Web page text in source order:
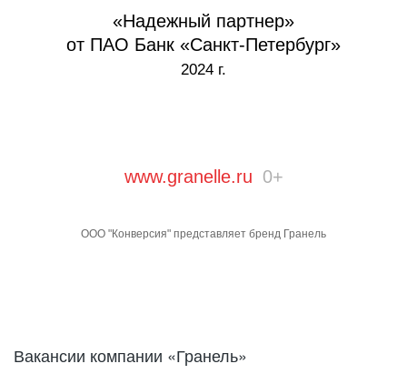
«Надежный партнер»
от ПАО Банк «Санкт‑Петербург»
2024 г.
www.granelle.ru 0+
ООО "Конверсия" представляет бренд Гранель
Вакансии компании «Гранель»